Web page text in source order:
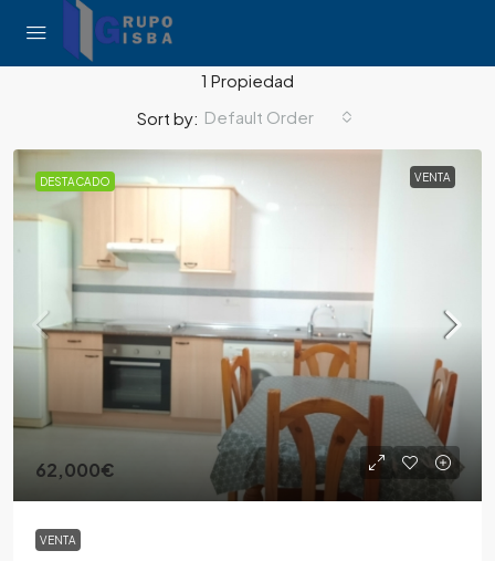
1 Propiedad
Sort by: Default Order
DESTACADO VENTA
62,000€
VENTA